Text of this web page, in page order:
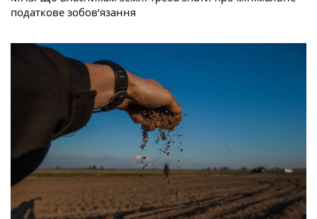
податкове зобов’язання